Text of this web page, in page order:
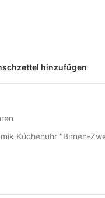
hinzufügen
Küchenuhr "Birnen-